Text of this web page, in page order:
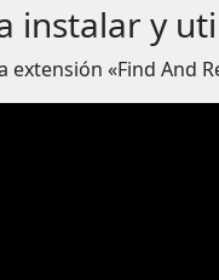
instalar y
extensión «Find And